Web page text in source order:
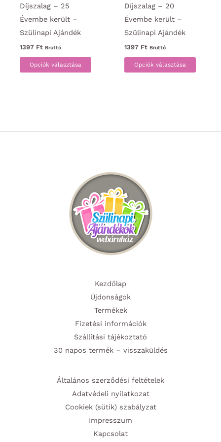
Díjszalag – 25
Évembe került –
Szülinapi Ajándék
1397 Ft Bruttó
Opciók választása
Ennek
a
termékoldalon
választhatók
ki
Díjszalag – 20
Évembe került –
Szülinapi Ajándék
1397 Ft Bruttó
Opciók választása
Ennek
a
Kezdőlap
Újdonságok
Termékek
Fizetési információk
Szállítási tájékoztató
30 napos termék – visszaküldés
Általános szerződési feltételek
Adatvédeli nyilatkozat
Cookiek (sütik) szabályzat
Impresszum
Kapcsolat